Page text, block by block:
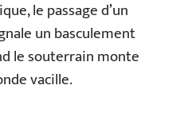
le passage d’un
un basculement
le souterrain monte
vacille.